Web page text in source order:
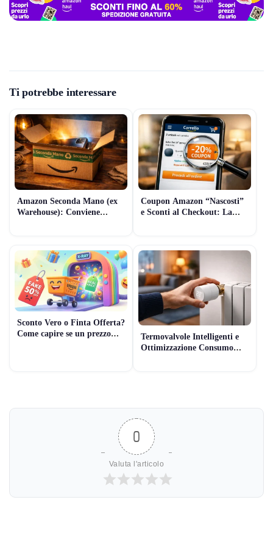
Ti potrebbe interessare
Amazon Seconda Mano (ex
Warehouse): Conviene
Coupon Amazon “Nascosti”
e Sconti al Checkout: La
Sconto Vero o Finta Offerta?
Come capire se un prezzo
Termovalvole Intelligenti e
Ottimizzazione Consumo
0
Valuta l'articolo